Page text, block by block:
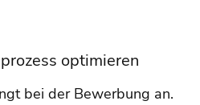
optimieren
bei der Bewerbung an.